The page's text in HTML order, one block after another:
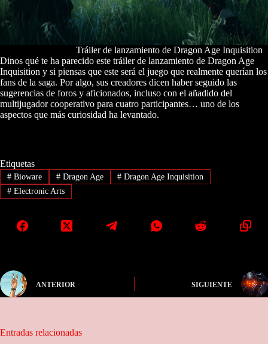
Tráiler de lanzamiento de Dragon Age Inquisition
Dinos qué te ha parecido este tráiler de lanzamiento de Dragon Age
Inquisition y si piensas que este será el juego que realmente querían los
fans de la saga. Por algo, sus creadores dicen haber seguido las
sugerencias de foros y aficionados, incluso con el añadido del
multijugador cooperativo para cuatro participantes… uno de los
aspectos que más curiosidad ha levantado.
Etiquetas
#Bioware #Dragon Age # Dragon Age Inquisition
#Electronic Arts
ANTERIOR SIGUIENTE
Entradas relacionadas